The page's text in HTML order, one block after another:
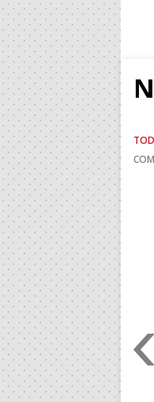
CHAMPIONSHIP:
FASE A
CUP